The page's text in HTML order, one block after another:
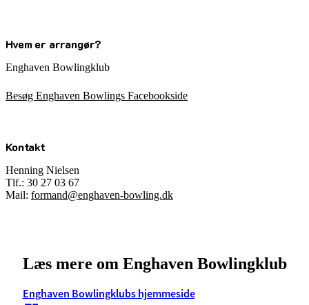
Hvem er arrangør?
Enghaven Bowlingklub
Besøg Enghaven Bowlings Facebookside
Kontakt
Henning Nielsen
Tlf.: 30 27 03 67
Mail: formand@enghaven-bowling.dk
Læs mere om Enghaven Bowlingklub
Enghaven Bowlingklubs hjemmeside